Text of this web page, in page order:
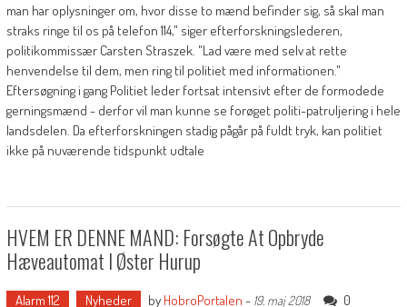
man har oplysninger om, hvor disse to mænd befinder sig, så skal man
straks ringe til os på telefon 114," siger efterforskningslederen,
politikommissær Carsten Straszek. "Lad være med selv at rette
henvendelse til dem, men ring til politiet med informationen."
Eftersøgning i gang Politiet leder fortsat intensivt efter de formodede
gerningsmænd - derfor vil man kunne se forøget politi-patruljering i hele
landsdelen. Da efterforskningen stadig pågår på fuldt tryk, kan politiet
ikke på nuværende tidspunkt udtale
HVEM ER DENNE MAND: Forsøgte At Opbryde
Hæveautomat I Øster Hurup
Alarm 112 Nyheder by HobroPortalen - 19. maj 2018 0